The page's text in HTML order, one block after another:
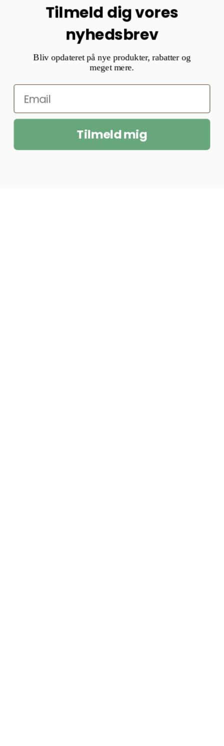
Tilmeld dig vores
nyhedsbrev
Bliv opdateret på nye produkter, rabatter og
meget mere.
Tilmeld mig